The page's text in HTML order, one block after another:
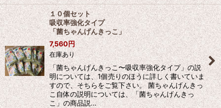
１０個セット
吸収率強化タイプ
「菌ちゃんげんきっこ」
7,560円
在庫あり
「菌ちゃんげんきっこ〜吸収率強化タイプ」の説
明については、1個売りのほうに詳しく書いていま
すので、そちらをご覧下さい。 菌ちゃんげんきっ
こ自体の説明については、「菌ちゃんげんきっ
こ」の商品説…